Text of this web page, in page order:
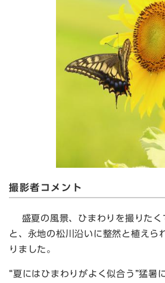
撮影者コメント
盛夏の風景、ひまわりを撮りたく
と、永地の松川沿いに整然と植えら
りました。
“夏にはひまわりがよく似合う”猛暑